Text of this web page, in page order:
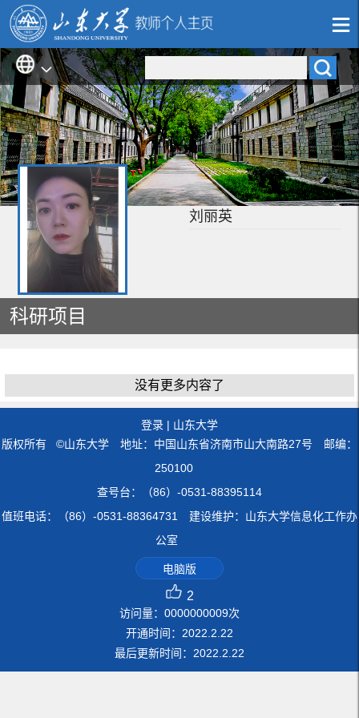
刘丽英
科研项目
没有更多内容了
登录 | 山东大学
版权所有 ©山东大学 地址：中国山东省济南市山大南路27号 邮编：
250100
查号台：（86）-0531-88395114
值班电话：（86）-0531-88364731 建设维护：山东大学信息化工作办
公室
电脑版
2
访问量： 0000000009次
开通时间： 2022 2 22
最后更新时间： 2022 2 22